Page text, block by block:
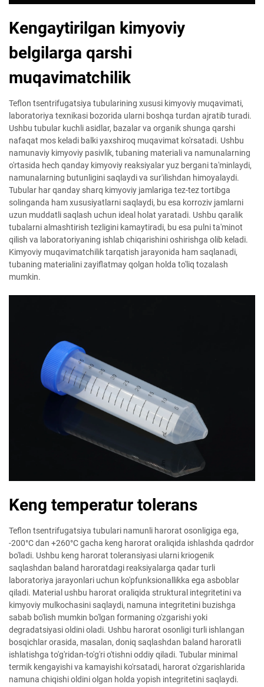
Kengaytirilgan kimyoviy
belgilarga qarshi
muqavimatchilik
Teflon tsentrifugatsiya tubularining xususi kimyoviy muqavimati,
laboratoriya texnikasi bozorida ularni boshqa turdan ajratib turadi.
Ushbu tubular kuchli asidlar, bazalar va organik shunga qarshi
nafaqat mos keladi balki yaxshiroq muqavimat ko'rsatadi. Ushbu
namunaviy kimyoviy pasivlik, tubaning materiali va namunalarning
o'rtasida hech qanday kimyoviy reaksiyalar yuz bergani ta'minlaydi,
namunalarning butunligini saqlaydi va sur'ilishdan himoyalaydi.
Tubular har qanday sharq kimyoviy jamlariga tez-tez tortibga
solinganda ham xususiyatlarni saqlaydi, bu esa korroziv jamlarni
uzun muddatli saqlash uchun ideal holat yaratadi. Ushbu qaralik
tubalarni almashtirish tezligini kamaytiradi, bu esa pulni ta'minot
qilish va laboratoriyaning ishlab chiqarishini oshirishga olib keladi.
Kimyoviy muqavimatchilik tarqatish jarayonida ham saqlanadi,
tubaning materialini zayiflatmay qolgan holda to'liq tozalash
mumkin.
Keng temperatur tolerans
Teflon tsentrifugatsiya tubulari namunli harorat osonligiga ega,
-200°C dan +260°C gacha keng harorat oraliqida ishlashda qadrdor
bo'ladi. Ushbu keng harorat toleransiyasi ularni kriogenik
saqlashdan baland haroratdagi reaksiyalarga qadar turli
laboratoriya jarayonlari uchun ko'pfunksionallikka ega asboblar
qiladi. Material ushbu harorat oraliqida struktural integritetini va
kimyoviy mulkochasini saqlaydi, namuna integritetini buzishga
sabab bo'lish mumkin bo'lgan formaning o'zgarishi yoki
degradatsiyasi oldini oladi. Ushbu harorat osonligi turli ishlangan
bosqichlar orasida, masalan, doniq saqlashdan baland haroratli
ishlatishga to'g'ridan-to'g'ri o'tishni oddiy qiladi. Tubular minimal
termik kengayishi va kamayishi ko'rsatadi, harorat o'zgarishlarida
namuna chiqishi oldini olgan holda yopish integritetini saqlaydi.